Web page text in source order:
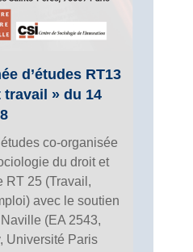
d’études RT13
travail » du 14
co-organisée
du droit et
RT 25 (Travail,
avec le soutien
(EA 2543,
Université Paris